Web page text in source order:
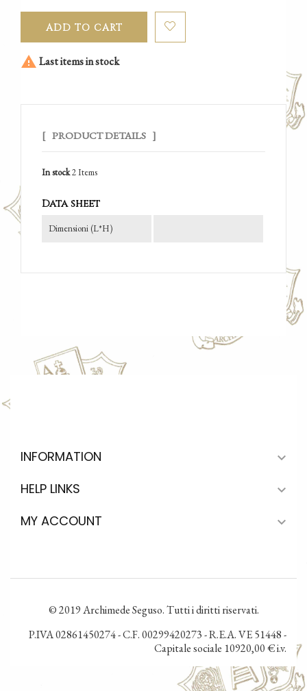
ADD TO CART
 Last items in stock
PRODUCT DETAILS
In stock2 Items
Data sheet
Dimensioni (l*h)
INFORMATION 
HELP LINKS 
MY ACCOUNT 
© 2019 Archimede Seguso. Tutti i diritti riservati.
P.IVA 02861450274 - C.F. 00299420273 - R.E.A. VE 51448 -
Capitale sociale 10920,00 € i.v.